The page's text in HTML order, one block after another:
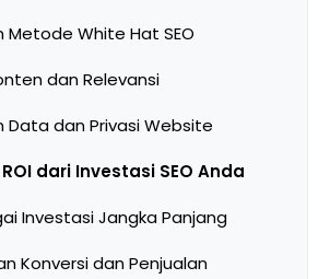
Metode White Hat SEO
dan Relevansi
Data dan Privasi Website
dari Investasi SEO Anda
Investasi Jangka Panjang
Konversi dan Penjualan